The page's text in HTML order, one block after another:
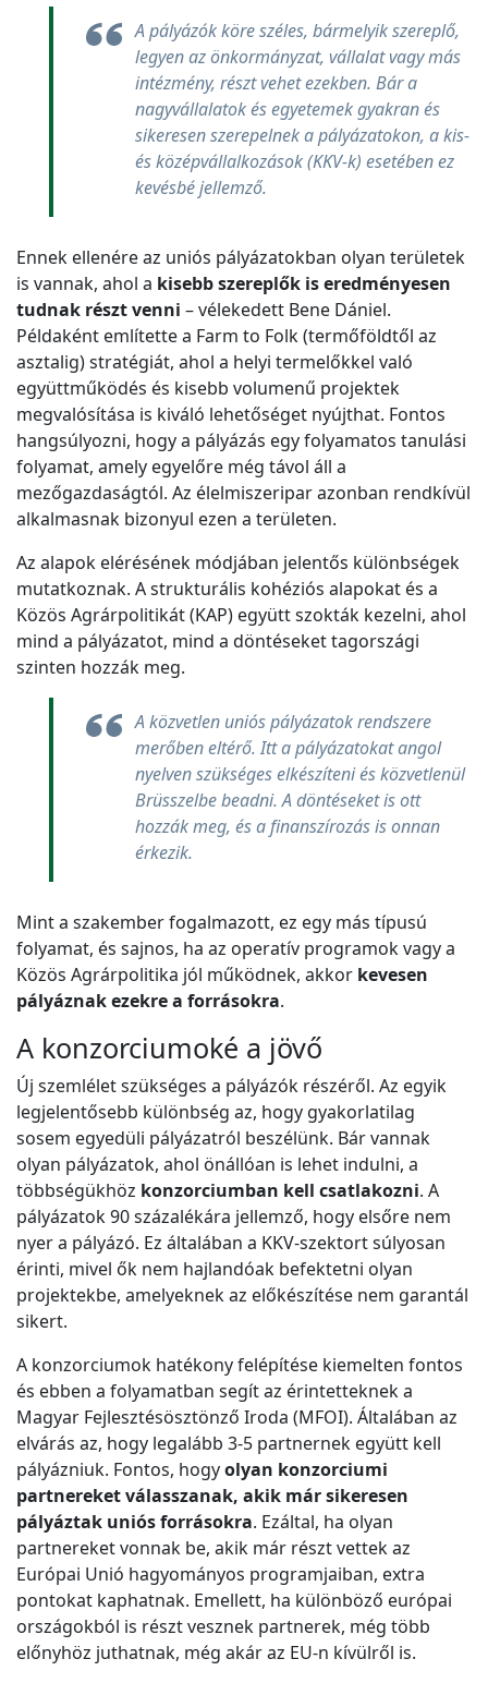
A pályázók köre széles, bármelyik szereplő,
legyen az önkormányzat, vállalat vagy más
intézmény, részt vehet ezekben. Bár a
nagyvállalatok és egyetemek gyakran és
sikeresen szerepelnek a pályázatokon, a kis-
és középvállalkozások (KKV-k) esetében ez
kevésbé jellemző.
Ennek ellenére az uniós pályázatokban olyan területek
is vannak, ahol a kisebb szereplők is eredményesen
tudnak részt venni – vélekedett Bene Dániel.
Példaként említette a Farm to Folk (termőföldtől az
asztalig) stratégiát, ahol a helyi termelőkkel való
együttműködés és kisebb volumenű projektek
megvalósítása is kiváló lehetőséget nyújthat. Fontos
hangsúlyozni, hogy a pályázás egy folyamatos tanulási
folyamat, amely egyelőre még távol áll a
mezőgazdaságtól. Az élelmiszeripar azonban rendkívül
alkalmasnak bizonyul ezen a területen.
Az alapok elérésének módjában jelentős különbségek
mutatkoznak. A strukturális kohéziós alapokat és a
Közös Agrárpolitikát (KAP) együtt szokták kezelni, ahol
mind a pályázatot, mind a döntéseket tagországi
szinten hozzák meg.
A közvetlen uniós pályázatok rendszere
merőben eltérő. Itt a pályázatokat angol
nyelven szükséges elkészíteni és közvetlenül
Brüsszelbe beadni. A döntéseket is ott
hozzák meg, és a finanszírozás is onnan
érkezik.
Mint a szakember fogalmazott, ez egy más típusú
folyamat, és sajnos, ha az operatív programok vagy a
Közös Agrárpolitika jól működnek, akkor kevesen
pályáznak ezekre a forrásokra.
A konzorciumoké a jövő
Új szemlélet szükséges a pályázók részéről. Az egyik
legjelentősebb különbség az, hogy gyakorlatilag
sosem egyedüli pályázatról beszélünk. Bár vannak
olyan pályázatok, ahol önállóan is lehet indulni, a
többségükhöz konzorciumban kell csatlakozni. A
pályázatok 90 százalékára jellemző, hogy elsőre nem
nyer a pályázó. Ez általában a KKV-szektort súlyosan
érinti, mivel ők nem hajlandóak befektetni olyan
projektekbe, amelyeknek az előkészítése nem garantál
sikert.
A konzorciumok hatékony felépítése kiemelten fontos
és ebben a folyamatban segít az érintetteknek a
Magyar Fejlesztésösztönző Iroda (MFOI). Általában az
elvárás az, hogy legalább 3-5 partnernek együtt kell
pályázniuk. Fontos, hogyolyan konzorciumi
partnereket válasszanak, akik már sikeresen
pályáztak uniós forrásokra. Ezáltal, ha olyan
partnereket vonnak be, akik már részt vettek az
Európai Unió hagyományos programjaiban, extra
pontokat kaphatnak. Emellett, ha különböző európai
országokból is részt vesznek partnerek, még több
előnyhöz juthatnak, még akár az EU-n kívülről is.